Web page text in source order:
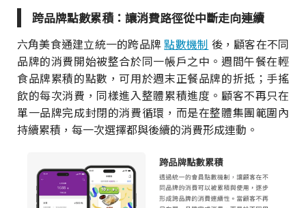
跨品牌點數累積：讓消費路徑從中斷走向連續
六角美食通建立統一的跨品牌點數機制 後，顧客在不同
品牌的消費開始被整合於同一帳戶之中。週間午餐在輕
食品牌累積的點數，可用於週末正餐品牌的折抵；手搖
飲的每次消費，同樣進入整體累積進度。顧客不再只在
單一品牌完成封閉的消費循環，而是在整體集團範圍內
持續累積，每一次選擇都與後續的消費形成連動。